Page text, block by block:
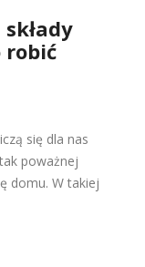
robić
się dla nas
poważnej
domu. W takiej